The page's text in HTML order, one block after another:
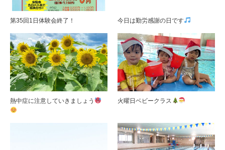
第35回1日体験会終了！ 今日は勤労感謝の日です
熱中症に注意していきましょう 火曜日ベビークラス